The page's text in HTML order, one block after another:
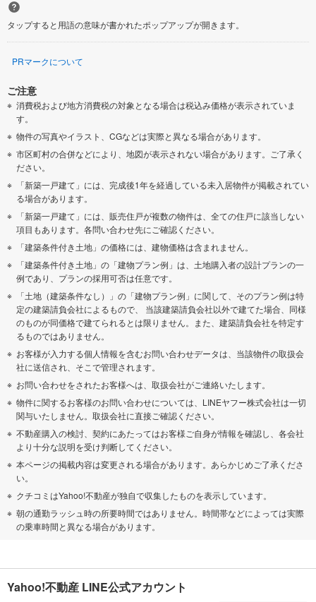
タップすると用語の意味が書かれたポップアップが開きます。
PRマークについて
ご注意
消費税および地方消費税の対象となる場合は税込み価格が表示されていま
す。
物件の写真やイラスト、CGなどは実際と異なる場合があります。
市区町村の合併などにより、地図が表示されない場合があります。ご了承く
ださい。
「新築一戸建て」には、完成後1年を経過している未入居物件が掲載されてい
る場合があります。
「新築一戸建て」には、販売住戸が複数の物件は、全ての住戸に該当しない
項目もあります。各問い合わせ先にご確認ください。
「建築条件付き土地」の価格には、建物価格は含まれません。
「建築条件付き土地」の「建物プラン例」は、土地購入者の設計プランの一
例であり、プランの採用可否は任意です。
「土地（建築条件なし）」の「建物プラン例」に関して、そのプラン例は特
定の建築請負会社によるもので、 当該建築請負会社以外で建てた場合、同様
のものが同価格で建てられるとは限りません。また、建築請負会社を特定す
るものではありません。
お客様が入力する個人情報を含むお問い合わせデータは、当該物件の取扱会
社に送信され、そこで管理されます。
お問い合わせをされたお客様へは、取扱会社がご連絡いたします。
物件に関するお客様のお問い合わせについては、LINEヤフー株式会社は一切
関与いたしません。取扱会社に直接ご確認ください。
不動産購入の検討、契約にあたってはお客様ご自身が情報を確認し、各会社
より十分な説明を受け判断してください。
本ページの掲載内容は変更される場合があります。あらかじめご了承くださ
い。
クチコミはYahoo!不動産が独自で収集したものを表示しています。
朝の通勤ラッシュ時の所要時間ではありません。時間帯などによっては実際
の乗車時間と異なる場合があります。
Yahoo!不動産 LINE公式アカウント